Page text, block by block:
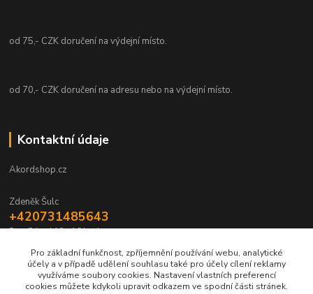
od 75,- CZK doručení na výdejní místo.
od 70,- CZK doručení na adresu nebo na výdejní místo.
Kontaktní údaje
Akordshop.cz
Zdeněk Šulc
+420731485643
Po - Pá od 10 - 16 hod.
info@akordshop.cz
Pro základní funkčnost, zpříjemnění používání webu, analytické
účely a v případě udělení souhlasu také pro účely cílení reklamy
využíváme soubory cookies. Nastavení vlastních preferencí
cookies můžete kdykoli upravit odkazem ve spodní části stránek.